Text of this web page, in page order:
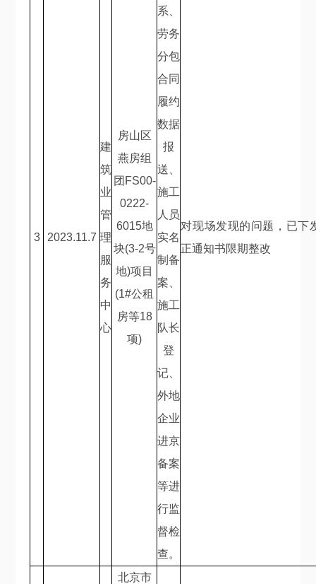
3 2023.11.7
建
筑
业
管
理
服
务
中
心
房山区
燕房组
团 FS00-
0222-
6015地
块(3-2号
地)项目
(1#公租
房等18
项)
系、
劳务
分包
合同
履约
数据
报
送、
施工
人员
实名
制备
案、
施工
队长
登
记、
外地
企业
进京
备案
等进
行监
督检
查。
对现场发现的问题，已下
正通知书限期整改
北京市